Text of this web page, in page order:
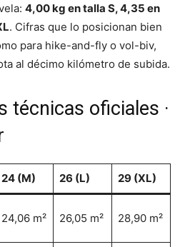
4,00 kg en talla S, 4,35 en
. Cifras que lo posicionan bien
para hike-and-fly o vol-biv,
al décimo kilómetro de subida.
técnicas oficiales ·
24 (M) 26 (L) 29 (XL)
24,06 m² 26,05 m² 28,90 m²